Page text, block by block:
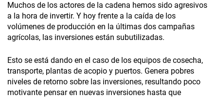
Muchos de los actores de la cadena hemos sido agresivos
a la hora de invertir. Y hoy frente a la caída de los
volúmenes de producción en la últimas dos campañas
agrícolas, las inversiones están subutilizadas.
Esto se está dando en el caso de los equipos de cosecha,
transporte, plantas de acopio y puertos. Genera pobres
niveles de retorno sobre las inversiones, resultando poco
motivante pensar en nuevas inversiones hasta que